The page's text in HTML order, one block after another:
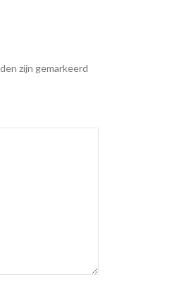
zijn gemarkeerd